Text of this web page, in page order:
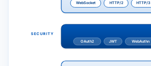
WebSocket HTTP/2 HTTP/3
SECURITY
OAuth2 JWT WebAuthn